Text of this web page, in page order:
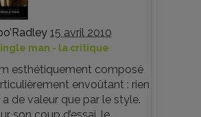
15 avril 2010
man - la critique
esthétiquement composé
envoûtant : rien
a de valeur que par le style.